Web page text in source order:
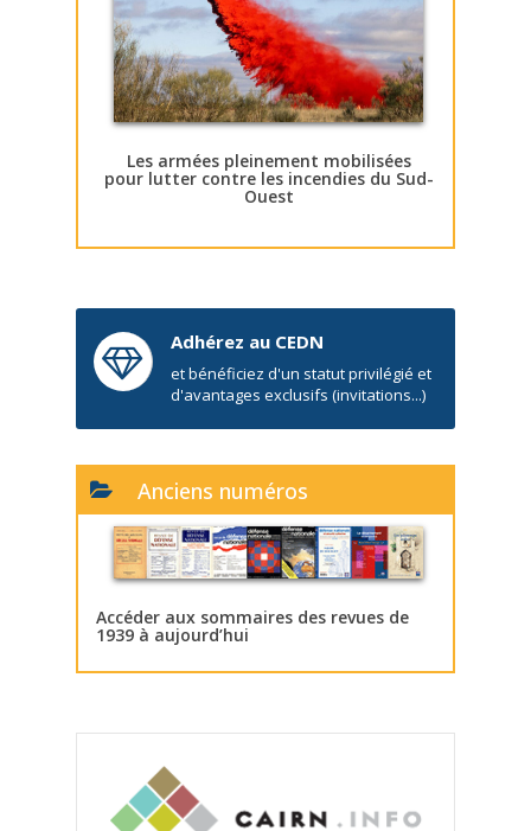
Les armées pleinement mobilisées
pour lutter contre les incendies du Sud-
Ouest
Adhérez au CEDN
et bénéficiez d'un statut privilégié et
d'avantages exclusifs (invitations...)
Anciens numéros
Accéder aux sommaires des revues de
1939 à aujourd’hui